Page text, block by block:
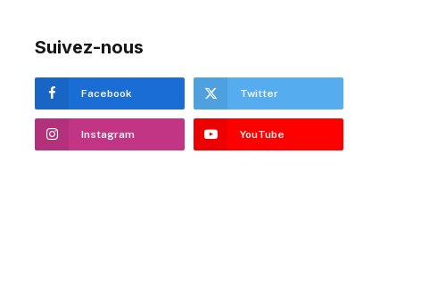
Suivez-nous
Facebook Twitter
Instagram YouTube